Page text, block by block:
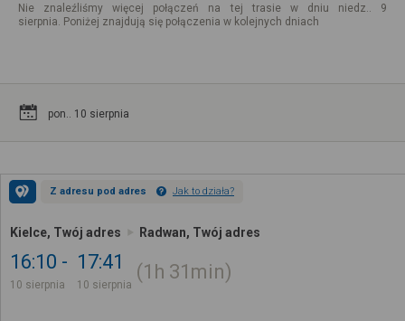
Nie znaleźliśmy więcej połączeń na tej trasie w dniu niedz.. 9
sierpnia. Poniżej znajdują się połączenia w kolejnych dniach
pon.. 10 sierpnia
Z adresu pod adres Jak to działa?
Kielce, Twój adres Radwan, Twój adres
16:10
10 sierpnia
17:41
10 sierpnia
1h 31min